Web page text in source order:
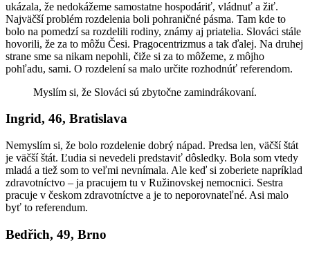
ukázala, že nedokážeme samostatne hospodáriť, vládnuť a žiť.
Najväčší problém rozdelenia boli pohraničné pásma. Tam kde to
bolo na pomedzí sa rozdelili rodiny, známy aj priatelia. Slováci stále
hovorili, že za to môžu Česi. Pragocentrizmus a tak ďalej. Na druhej
strane sme sa nikam nepohli, čiže si za to môžeme, z môjho
pohľadu, sami. O rozdelení sa malo určite rozhodnúť referendom.
Myslím si, že Slováci sú zbytočne zamindrákovaní.
Ingrid, 46, Bratislava
Nemyslím si, že bolo rozdelenie dobrý nápad. Predsa len, väčší štát
je väčší štát. Ľudia si nevedeli predstaviť dôsledky. Bola som vtedy
mladá a tiež som to veľmi nevnímala. Ale keď si zoberiete napríklad
zdravotníctvo – ja pracujem tu v Ružinovskej nemocnici. Sestra
pracuje v českom zdravotníctve a je to neporovnateľné. Asi malo
byť to referendum.
Bedřich, 49, Brno